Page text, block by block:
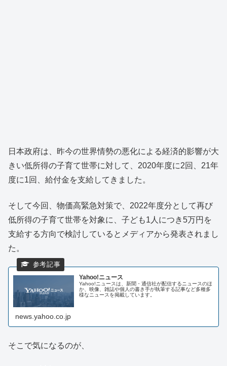
日本政府は、昨今の世界情勢の悪化による経済的影響が大
きい低所得の子育て世帯に対して、2020年度に2回、21年
度に1回、給付金を支給してきました。
そして今回、物価高緊急対策で、2022年度分として再び
低所得の子育て世帯を対象に、子ども1人につき5万円を
支給する方向で検討しているとメディアから発表されまし
た。
Yahoo!ニュース
Yahoo!ニュースは、新聞・通信社が配信するニュースのほ
か、映像、雑誌や個人の書き手が執筆する記事など多種多
様なニュースを掲載しています。
news.yahoo.co.jp
そこで気になるのが、